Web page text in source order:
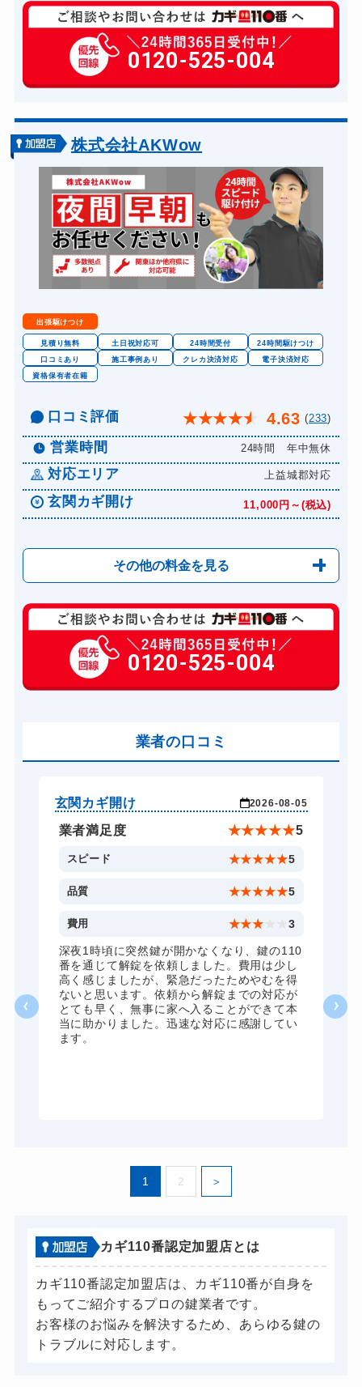
玄関カギ修理 6,600円～(税込)
玄関カギ作成 16,500円～(税込)
玄関カギ交換 13,200円～(税込)
バイクカギ開け
バイクカギ作成 16,500円～(税込)
スーツケースカギ開け 11,000円～(税込)
スーツケースカギ作成 13,200円～(税込)
金庫カギ開け 16,500円～(税込)...
金庫カギ修理 16,500円～(税込)
ロッカーカギ開け 11,000円～(税込)
ドアノブカギ開け
ドアノブカギ交換 19,800円～(税込)
0120-525-004
株式会社AKWow
出張駆けつけ
見積り無料 土日祝対応可 24時間受付
24時間駆けつけ
口コミあり
施工事例あり クレカ決済対応
電子決済対応
資格保有者在籍
口コミ評価 ★★★★★ 4.63 (233)
営業時間 24時間 年中無休
対応エリア 上益城郡対応
玄関カギ開け 11,000円～(税込)
その他の料金を見る
玄関カギ修理 6,600円～(税込)
玄関カギ交換 14,300円～(税込)
車カギ開け 13,200円～(税込)
ドアノブカギ開け 10,780円～(税込)
ドアノブカギ交換 11,000円～(税込)
0120-525-004
業者の口コミ
玄関カギ開け 2026-08-05
業者満足度 ★★★★★5
スピード ★★★★★5
品質 ★★★★★5
費用 ★★★ 3
深夜1時頃に突然鍵が開かなくなり、鍵の110
番を通じて解錠を依頼しました。費用は少し
高く感じましたが、緊急だったためやむを得
ないと思います。依頼から解錠までの対応が
とても早く、無事に家へ入ることができて本
当に助かりました。迅速な対応に感謝してい
ます。
1 2
カギ110番認定加盟店とは
カギ110番認定加盟店は、カギ110番が自身を
もってご紹介するプロの鍵業者です。
お客様のお悩みを解決するため、あらゆる鍵の
トラブルに対応します。